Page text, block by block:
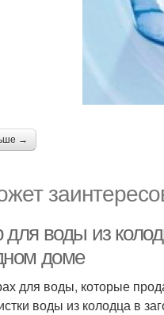
→
воды из
доме
для воды, которые
воды из колодца в